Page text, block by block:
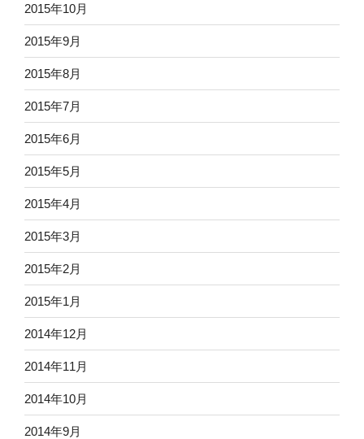
2015年10月
2015年9月
2015年8月
2015年7月
2015年6月
2015年5月
2015年4月
2015年3月
2015年2月
2015年1月
2014年12月
2014年11月
2014年10月
2014年9月